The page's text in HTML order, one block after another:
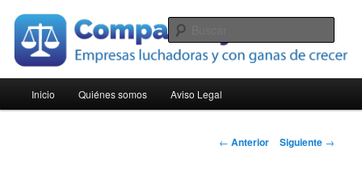
contenido
principalCompara Pymes
principal
Inicio Quiénes somos Aviso Legal
Navegación
← Anterior Siguiente →